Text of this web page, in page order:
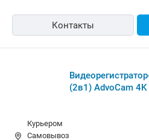
Контакты
(2в1) AdvoCam 4K
Курьером
Самовывоз